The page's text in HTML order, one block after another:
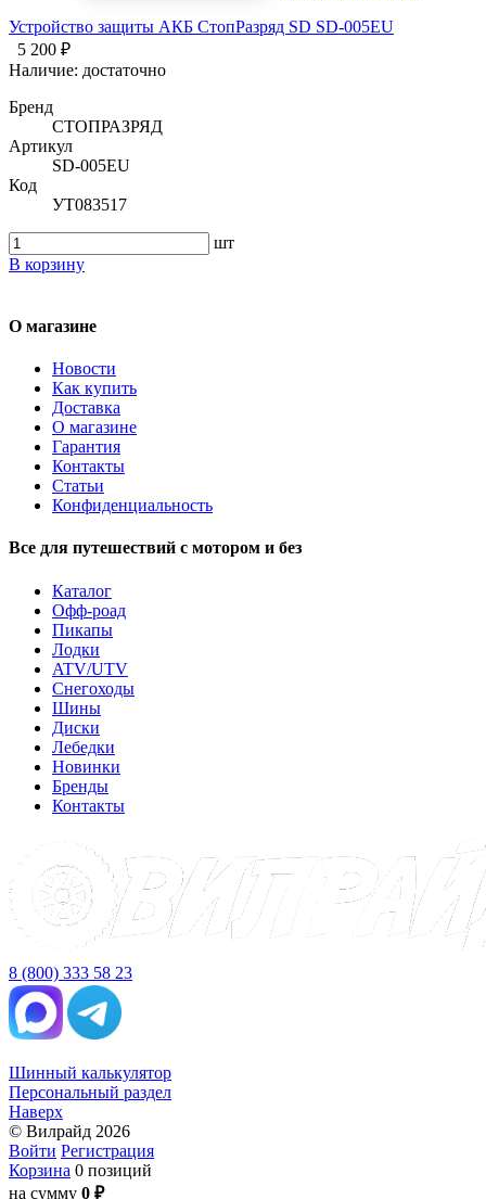
По возрастанию
По наличию
По названию
По популярности
Устройство защиты АКБ СтопРазряд SD SD-005EU
5 200 ₽
Наличие: достаточно
Бренд
СТОПРАЗРЯД
Артикул
SD-005EU
Код
УТ083517
шт
В корзину
О магазине
Новости
Как купить
Доставка
О магазине
Гарантия
Контакты
Статьи
Конфиденциальность
Все для путешествий с мотором и без
Каталог
Офф-роад
Пикапы
Лодки
ATV/UTV
Снегоходы
Шины
Диски
Лебедки
Новинки
Бренды
Контакты
8 (800) 333 58 23
Шинный калькулятор
Персональный раздел
Наверх
© Вилрайд 2026
Войти Регистрация
Корзина 0 позиций
на сумму 0 ₽